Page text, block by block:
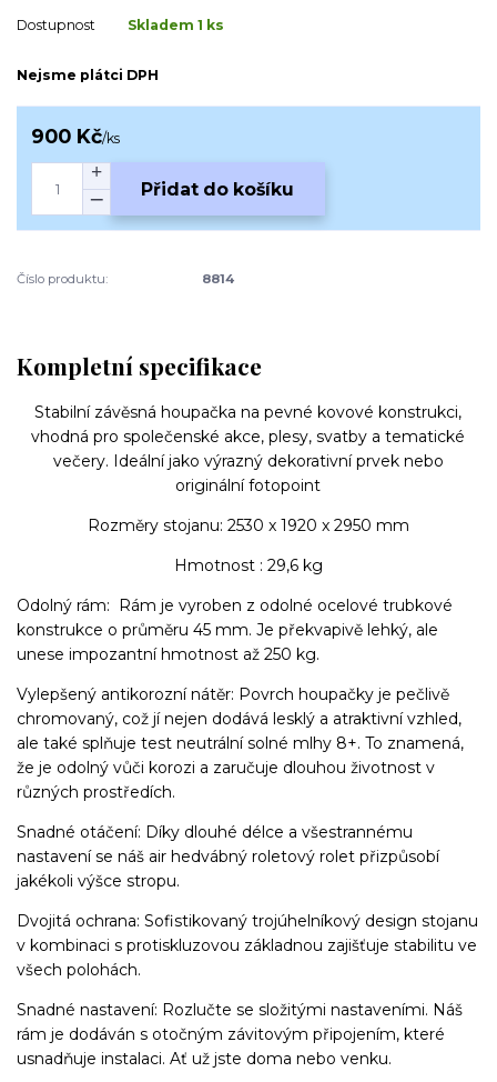
Dostupnost Skladem 1 ks
Nejsme plátci DPH
900 Kč/ks
Přidat do košíku
Číslo produktu: 8814
Kompletní specifikace
Stabilní závěsná houpačka na pevné kovové konstrukci,
vhodná pro společenské akce, plesy, svatby a tematické
večery. Ideální jako výrazný dekorativní prvek nebo
originální fotopoint
Rozměry stojanu: 2530 x 1920 x 2950 mm
Hmotnost : 29,6 kg
Odolný rám: Rám je vyroben z odolné ocelové trubkové
konstrukce o průměru 45 mm. Je překvapivě lehký, ale
unese impozantní hmotnost až 250 kg.
Vylepšený antikorozní nátěr: Povrch houpačky je pečlivě
chromovaný, což jí nejen dodává lesklý a atraktivní vzhled,
ale také splňuje test neutrální solné mlhy 8+. To znamená,
že je odolný vůči korozi a zaručuje dlouhou životnost v
různých prostředích.
Snadné otáčení: Díky dlouhé délce a všestrannému
nastavení se náš air hedvábný roletový rolet přizpůsobí
jakékoli výšce stropu.
Dvojitá ochrana: Sofistikovaný trojúhelníkový design stojanu
v kombinaci s protiskluzovou základnou zajišťuje stabilitu ve
všech polohách.
Snadné nastavení: Rozlučte se složitými nastaveními. Náš
rám je dodáván s otočným závitovým připojením, které
usnadňuje instalaci. Ať už jste doma nebo venku.